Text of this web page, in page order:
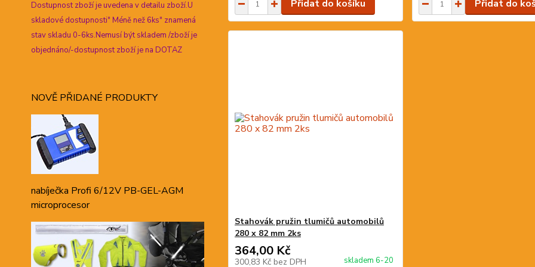
Dostupnost zboží je uvedena v detailu zboží.U
skladové dostupnosti" Méně než 6ks" znamená
stav skladu 0-6ks.Nemusí být skladem /zboží je
objednáno/-dostupnost zboží je na DOTAZ
NOVĚ PŘIDANÉ PRODUKTY
nabíječka Profi 6/12V PB-GEL-AGM
microprocesor
Přidat do košíku Přidat do
Stahovák pružin tlumičů automobilů
280 x 82 mm 2ks
364,00 Kč
300,83 Kč bez DPH skladem 6-20